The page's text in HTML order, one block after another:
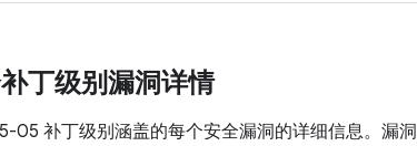
丁级别漏洞详情
05 补丁级别涵盖的每个安全漏洞的详细信息。漏